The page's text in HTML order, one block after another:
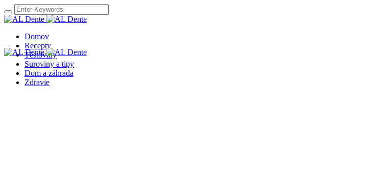
Domov
Recepty
Těstoviny
Suroviny a tipy
Dom a záhrada
Zdravie